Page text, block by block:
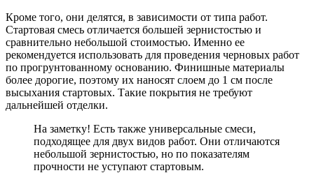
Кроме того, они делятся, в зависимости от типа работ.
Стартовая смесь отличается большей зернистостью и
сравнительно небольшой стоимостью. Именно ее
рекомендуется использовать для проведения черновых работ
по прогрунтованному основанию. Финишные материалы
более дорогие, поэтому их наносят слоем до 1 см после
высыхания стартовых. Такие покрытия не требуют
дальнейшей отделки.
На заметку! Есть также универсальные смеси,
подходящее для двух видов работ. Они отличаются
небольшой зернистостью, но по показателям
прочности не уступают стартовым.